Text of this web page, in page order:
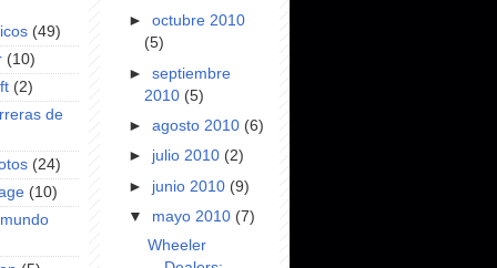
(49)
(10)
(2)
de
(24)
(10)
►octubre 2010
(5)
►septiembre
2010 (5)
►agosto 2010 (6)
► julio 2010 (2)
► junio 2010 (9)
▼ mayo 2010 (7)
Wheeler